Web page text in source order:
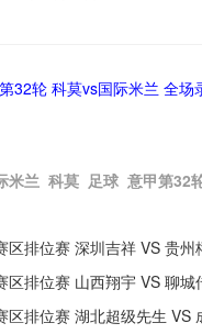
32轮 科莫vs国际米兰 全场
米兰 科莫 足球 意甲第32
排位赛 深圳吉祥 VS 贵州
排位赛 山西翔宇 VS 聊城
排位赛 湖北超级先生 VS